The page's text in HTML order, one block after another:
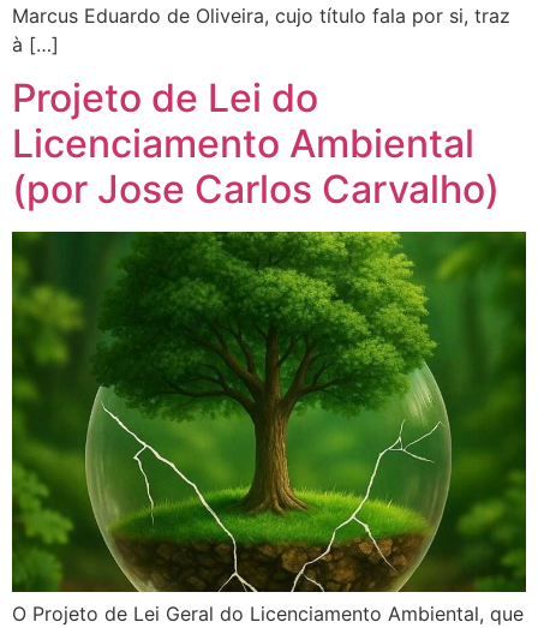
Marcus Eduardo de Oliveira, cujo título fala por si, traz
à […]
Projeto de Lei do
Licenciamento Ambiental
(por Jose Carlos Carvalho)
O Projeto de Lei Geral do Licenciamento Ambiental, que